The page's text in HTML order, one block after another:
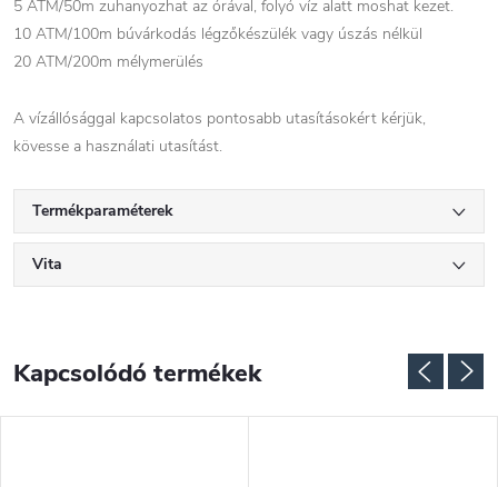
5 ATM/50m zuhanyozhat az órával, folyó víz alatt moshat kezet.
10 ATM/100m búvárkodás légzőkészülék vagy úszás nélkül
20 ATM/200m mélymerülés
A vízállósággal kapcsolatos pontosabb utasításokért kérjük,
kövesse a használati utasítást.
Termékparaméterek
Vita
Kapcsolódó termékek